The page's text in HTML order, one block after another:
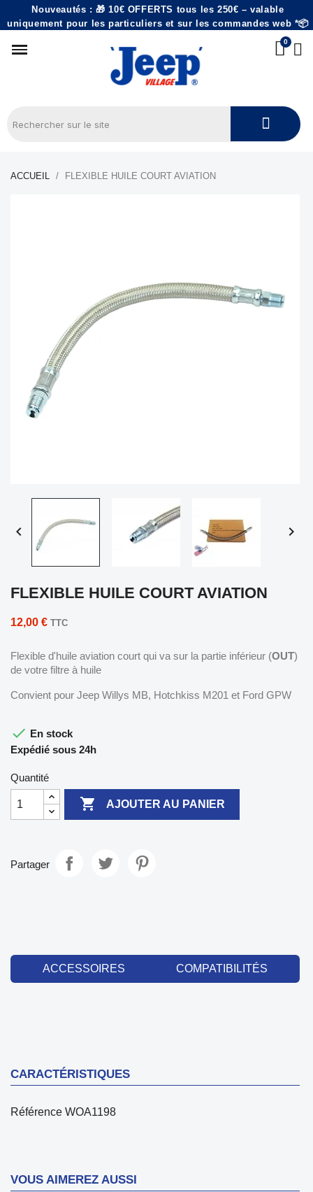
Nouveautés : 🎁 10€ OFFERTS tous les 250€ – valable
uniquement pour les particuliers et sur les commandes web *📦
ACCUEIL FLEXIBLE HUILE COURT AVIATION
 
FLEXIBLE HUILE COURT AVIATION
12,00 € TTC
Flexible d'huile aviation court qui va sur la partie inférieur (OUT)
de votre filtre à huile
Convient pour Jeep Willys MB, Hotchkiss M201 et Ford GPW
 En stock
Expédié sous 24h
Quantité
 AJOUTER AU PANIER
Partager
ACCESSOIRES COMPATIBILITÉS
CARACTÉRISTIQUES
Référence WOA1198
VOUS AIMEREZ AUSSI